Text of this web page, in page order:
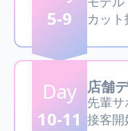
5-9
カッ
Day
10-11
店舗
先輩サ
接客開